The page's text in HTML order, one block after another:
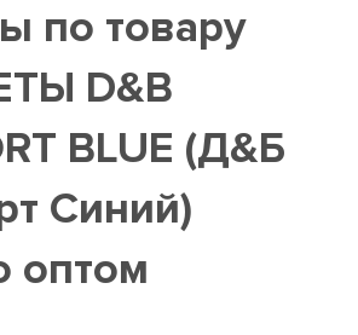
по товару
D&B
BLUE (Д&Б
Синий)
оптом